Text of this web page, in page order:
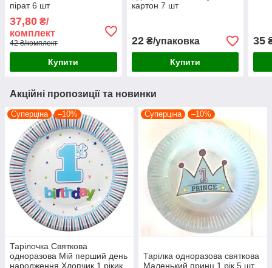
пірат 6 шт
37,80 ₴/
комплект
42 ₴/комплект
Купити
картон 7 шт
22₴/упаковка
Купити
35
Акційні пропозиції та новинки
Суперціна –10%
Тарілочка Святкова
одноразова Мій перший день
народження Хлопчик 1 рікик
Суперціна –10%
Тарілка одноразова святкова
Маленький принц 1 рік 5 шт